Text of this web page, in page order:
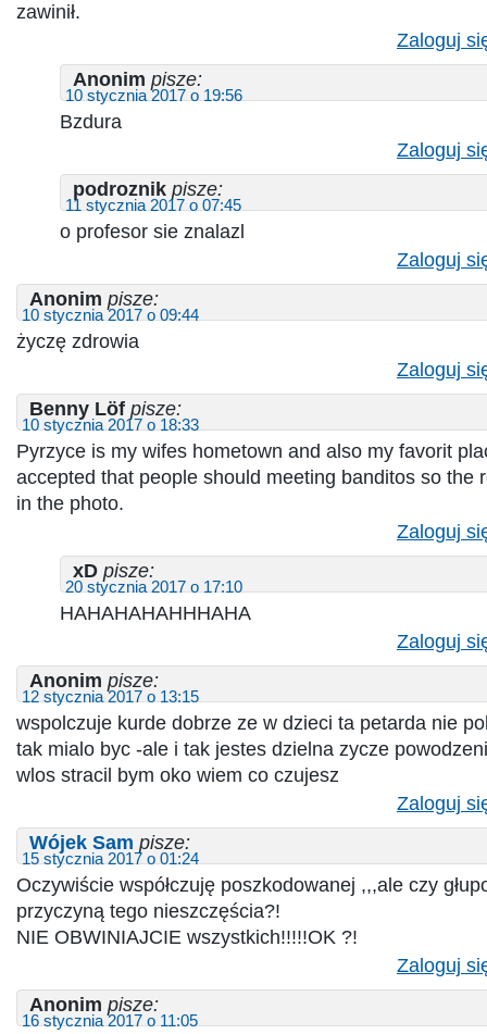
zawinił.
Zaloguj
Anonim pisze:
10 stycznia 2017 o 19:56
Bzdura
Zaloguj
podroznik pisze:
11 stycznia 2017 o 07:45
o profesor sie znalazl
Zaloguj
Anonim pisze:
10 stycznia 2017 o 09:44
życzę zdrowia
Zaloguj
Benny Löf pisze:
10 stycznia 2017 o 18:33
Pyrzyce is my wifes hometown and also my favorit
accepted that people should meeting banditos so the
in the photo.
Zaloguj
xD pisze:
20 stycznia 2017 o 17:10
HAHAHAHAHHHAHA
Zaloguj
Anonim pisze:
12 stycznia 2017 o 13:15
wspolczuje kurde dobrze ze w dzieci ta petarda nie
tak mialo byc -ale i tak jestes dzielna zycze
wlos stracil bym oko wiem co czujesz
Zaloguj
Wójek Sam pisze:
15 stycznia 2017 o 01:24
Oczywiście współczuję poszkodowanej ,,,ale czy
przyczyną tego nieszczęścia?!
NIE OBWINIAJCIE wszystkich!!!!!OK ?!
Zaloguj
Anonim pisze:
16 stycznia 2017 o 11:05